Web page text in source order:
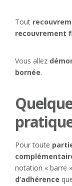
Tout
recouvrement
Vous allez
bornée.
Pour toute
notation « barre
d’adhérence